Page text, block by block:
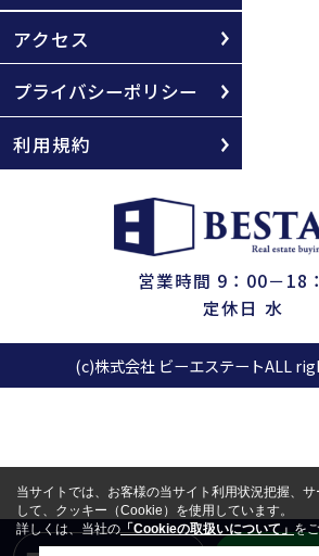
アクセス
プライバシーポリシー
利用規約
営業時間 9：00－18
定休日 水
(c)株式会社 ビーエステートALL
当サイトでは、お客様の当サイト利用状況把握、
して、クッキー（Cookie）を使用しています。
詳しくは、当社の「Cookieの取扱いについて」を